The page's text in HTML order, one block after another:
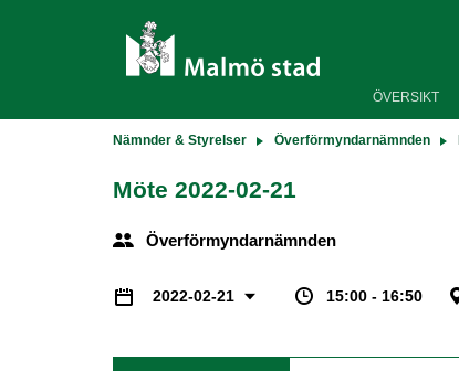
ÖVERSIKT
Nämnder & Styrelser Överförmyndarnämnden
Möte 2022-02-21
Överförmyndarnämnden
2022-02-21 15:00 - 16:50